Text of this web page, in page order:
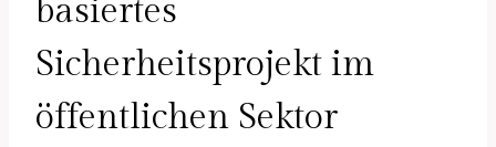
basiertes
Sicherheitsprojekt im
öffentlichen Sektor